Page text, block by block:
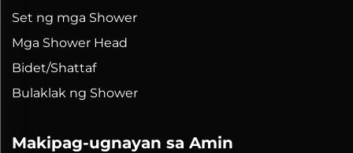
Set ng mga Shower
Mga Shower Head
Bidet/Shattaf
Bulaklak ng Shower
Makipag-ugnayan sa Amin